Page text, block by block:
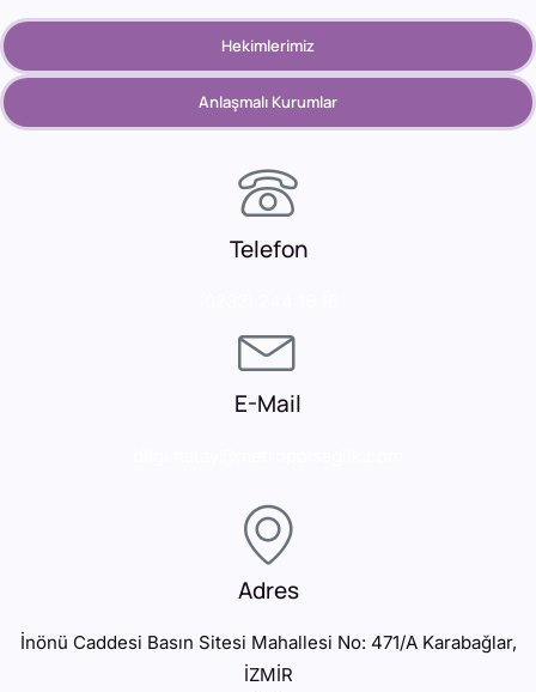
Hekimlerimiz
Anlaşmalı Kurumlar
Telefon
E-Mail
Adres
İnönü Caddesi Basın Sitesi Mahallesi No: 471/A Karabağlar,
İZMİR